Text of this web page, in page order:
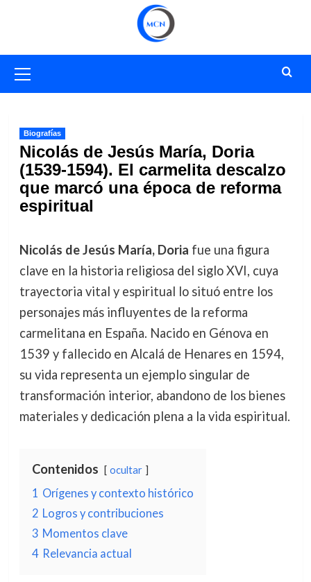
primario
Biografías
Nicolás de Jesús María, Doria
(1539-1594). El carmelita descalzo
que marcó una época de reforma
espiritual
Nicolás de Jesús María, Doria fue una figura
clave en la historia religiosa del siglo XVI, cuya
trayectoria vital y espiritual lo situó entre los
personajes más influyentes de la reforma
carmelitana en España. Nacido en Génova en
1539 y fallecido en Alcalá de Henares en 1594,
su vida representa un ejemplo singular de
transformación interior, abandono de los bienes
materiales y dedicación plena a la vida espiritual.
Contenidos ocultar
1 Orígenes y contexto histórico
2 Logros y contribuciones
3 Momentos clave
4 Relevancia actual